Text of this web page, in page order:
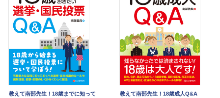
教えて南部先生！18歳までに知って
教えて南部先生！18歳成人Q&A